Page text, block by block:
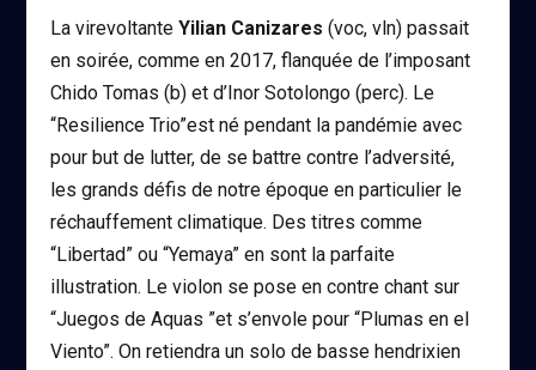
La virevoltanteYilian Canizares(voc, vln)passait
en soirée, comme en 2017, flanquée de l’imposant
Chido Tomas (b) et d’Inor Sotolongo (perc). Le
“Resilience Trio”est né pendant la pandémie avec
pour but de lutter, de se battre contre l’adversité,
les grands défis de notre époque en particulier le
réchauffement climatique. Des titres comme
“Libertad” ou “Yemaya” en sont la parfaite
illustration. Le violon se pose en contre chant sur
“Juegos de Aquas ”et s’envole pour “Plumas en el
Viento”. On retiendra un solo de basse hendrixien